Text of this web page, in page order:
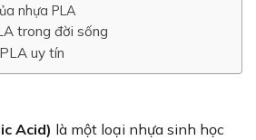
nhựa PLA
trong đời sống
uy tín
Acid) là một loại nhựa sinh học